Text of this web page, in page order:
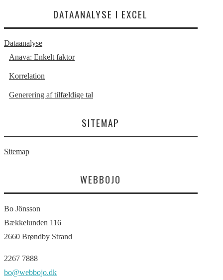
DATAANALYSE I EXCEL
Dataanalyse
Anava: Enkelt faktor
Korrelation
Generering af tilfældige tal
SITEMAP
Sitemap
WEBBOJO
Bo Jönsson
Bækkelunden 116
2660 Brøndby Strand
2267 7888
bo@webbojo.dk